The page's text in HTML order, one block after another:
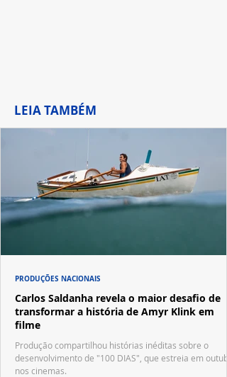
LEIA TAMBÉM
Carlos Saldanha revela o maior desafio de
transformar a história de Amyr Klink em
filme
Produção compartilhou histórias inéditas sobre o
desenvolvimento de "100 DIAS", que estreia em
nos cinemas.
PRODUÇÕES NACIONAIS